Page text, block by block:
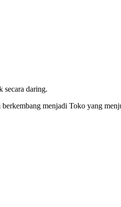
daring.
menjadi Toko yang